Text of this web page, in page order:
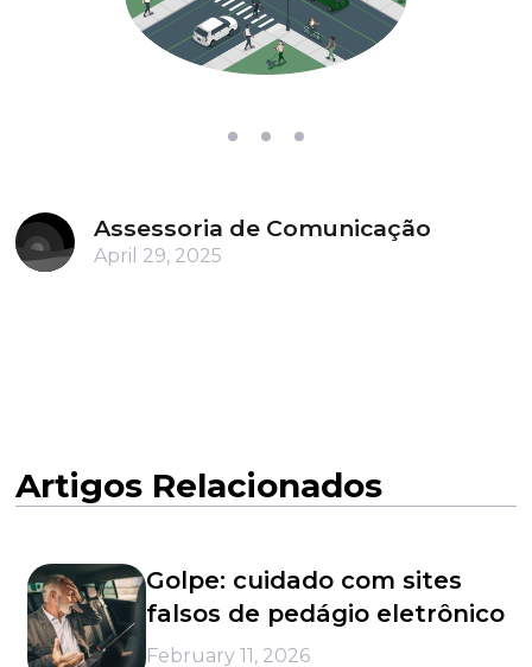
Assessoria de Comunicação
April 29, 2025
Artigos Relacionados
Golpe: cuidado com sites
falsos de pedágio eletrônico
February 11, 2026